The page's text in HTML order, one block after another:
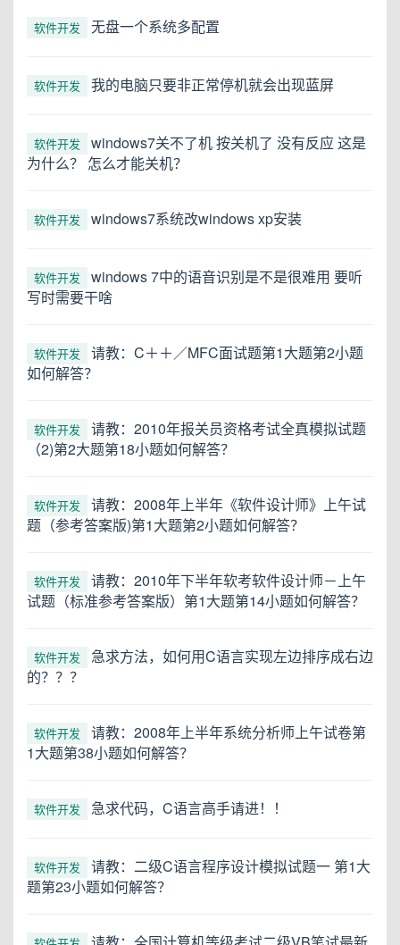
软件开发 无盘一个系统多配置
软件开发 我的电脑只要非正常停机就会出现蓝屏
软件开发
windows7关不了机 按关机了 没有反应 这是
为什么？ 怎么才能关机？
软件开发 windows7系统改windows xp安装
软件开发
windows 7中的语音识别是不是很难用 要听
写时需要干啥
软件开发
请教：C＋＋／MFC面试题第1大题第2小题
如何解答？
软件开发
请教：2010年报关员资格考试全真模拟试题
（2)第2大题第18小题如何解答？
软件开发
请教：2008年上半年《软件设计师》上午试
题（参考答案版)第1大题第2小题如何解答？
软件开发
请教：2010年下半年软考软件设计师－上午
试题（标准参考答案版）第1大题第14小题如何解答？
软件开发
急求方法，如何用C语言实现左边排序成右边
的？？？
软件开发
请教：2008年上半年系统分析师上午试卷第
1大题第38小题如何解答？
软件开发 急求代码，C语言高手请进！！
软件开发
请教：二级C语言程序设计模拟试题一 第1大
题第23小题如何解答？